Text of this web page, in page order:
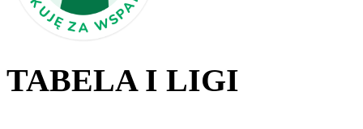
TABELA I LIGI